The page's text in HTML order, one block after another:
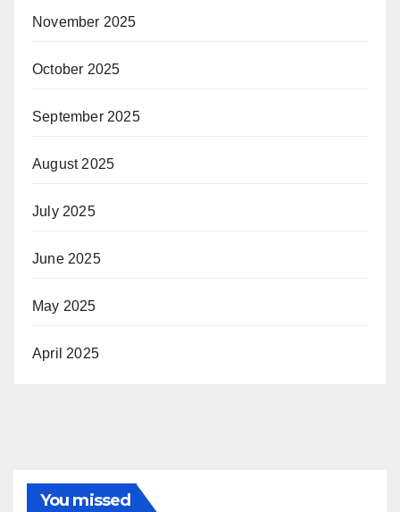
November 2025
October 2025
September 2025
August 2025
July 2025
June 2025
May 2025
April 2025
You missed